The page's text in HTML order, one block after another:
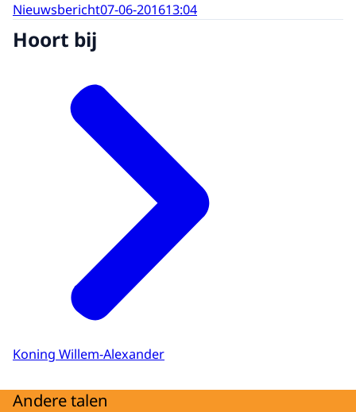
Nieuwsbericht07-06-201613:04
Hoort bij
Koning Willem-Alexander
Andere talen